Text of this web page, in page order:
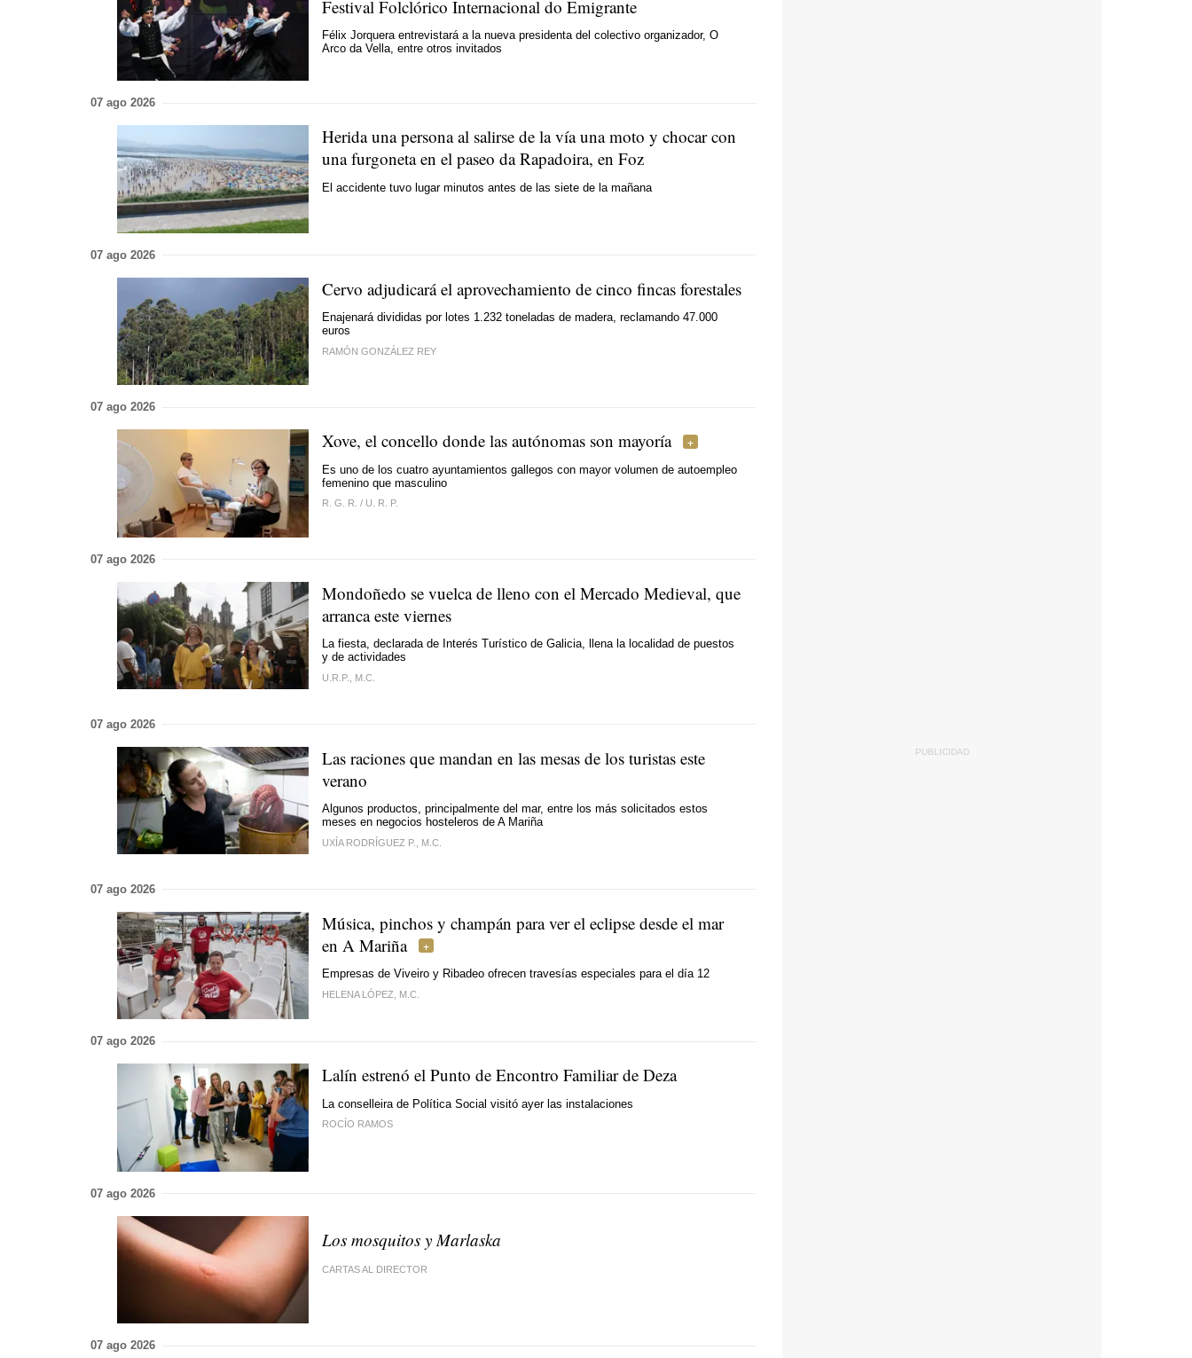
Festival Folclórico Internacional do Emigrante
Félix Jorquera entrevistará a la nueva presidenta del colectivo organizador, O
Arco da Vella, entre otros invitados
07 ago 2026
Herida una persona al salirse de la vía una moto y chocar con
una furgoneta en el paseo da Rapadoira, en Foz
El accidente tuvo lugar minutos antes de las siete de la mañana
07 ago 2026
Cervo adjudicará el aprovechamiento de cinco fincas forestales
Enajenará divididas por lotes 1.232 toneladas de madera, reclamando 47.000
euros
RAMÓN GONZÁLEZ REY
07 ago 2026
Xove, el concello donde las autónomas son mayoría
Es uno de los cuatro ayuntamientos gallegos con mayor volumen de autoempleo
femenino que masculino
R. G. R. / U. R. P.
07 ago 2026
Mondoñedo se vuelca de lleno con el Mercado Medieval, que
arranca este viernes
La fiesta, declarada de Interés Turístico de Galicia, llena la localidad de puestos
y de actividades
U.R.P., M.C.
07 ago 2026
Las raciones que mandan en las mesas de los turistas este
verano
Algunos productos, principalmente del mar, entre los más solicitados estos
meses en negocios hosteleros de A Mariña
UXÍA RODRÍGUEZ P., M.C.
07 ago 2026
Música, pinchos y champán para ver el eclipse desde el mar
en A Mariña
Empresas de Viveiro y Ribadeo ofrecen travesías especiales para el día 12
HELENA LÓPEZ, M.C.
07 ago 2026
Lalín estrenó el Punto de Encontro Familiar de Deza
La conselleira de Política Social visitó ayer las instalaciones
ROCÍO RAMOS
07 ago 2026
Los mosquitos y Marlaska
CARTAS AL DIRECTOR
07 ago 2026